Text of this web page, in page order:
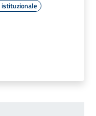
istituzionale